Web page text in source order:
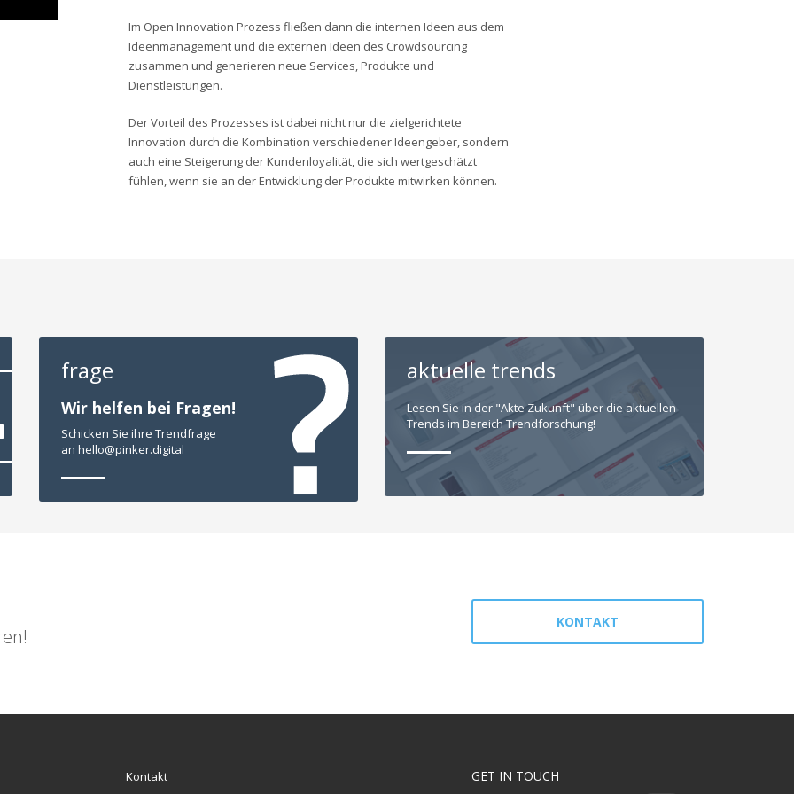
Im Open Innovation Prozess fließen dann die internen Ideen aus dem
Ideenmanagement und die externen Ideen des Crowdsourcing
zusammen und generieren neue Services, Produkte und
Dienstleistungen.
Der Vorteil des Prozesses ist dabei nicht nur die zielgerichtete
Innovation durch die Kombination verschiedener Ideengeber, sondern
auch eine Steigerung der Kundenloyalität, die sich wertgeschätzt
fühlen, wenn sie an der Entwicklung der Produkte mitwirken können.
frage
Wir helfen bei Fragen!
Schicken Sie ihre Trendfrage
an hello@pinker.digital
aktuelle trends
Lesen Sie in der "Akte Zukunft" über die aktuellen
Trends im Bereich Trendforschung!
KONTAKT
Kontakt
GET IN TOUCH